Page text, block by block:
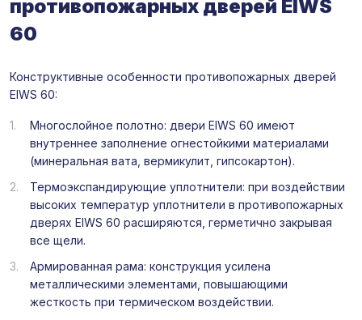
противопожарных дверей EIWS
60
Конструктивные особенности противопожарных дверей
EIWS 60:
Многослойное полотно: двери EIWS 60 имеют
внутреннее заполнение огнестойкими материалами
(минеральная вата, вермикулит, гипсокартон).
Термоэкспандирующие уплотнители: при воздействии
высоких температур уплотнители в противопожарных
дверях EIWS 60 расширяются, герметично закрывая
все щели.
Армированная рама: конструкция усилена
металлическими элементами, повышающими
жесткость при термическом воздействии.